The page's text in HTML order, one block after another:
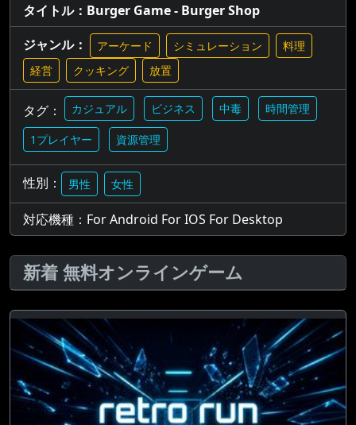
タイトル：Burger Game - Burger Shop
ジャンル：
アーケード シミュレーション
料理
経営
クッキング 放置
タグ： カジュアル ビジネス 中毒 時間管理
1プレイヤー 資源管理
性別： 男性 女性
対応機種：For Android For IOS For Desktop
新着 無料オンラインゲーム